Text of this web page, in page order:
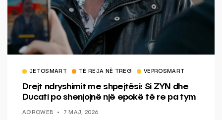
JETOSMART TË REJA NË TREG VEPROSMART
Drejt ndryshimit me shpejtësi: Si ZYN dhe
Ducati po shenjojnë një epokë të re pa tym
AGROWEB 7 MAJ, 2026